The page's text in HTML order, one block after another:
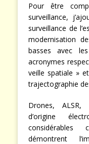
Pour être
surveillance,
surveillance de
modernisation
basses avec
acronymes
veille spatiale »
trajectographie
Drones, ALSR,
d’origine
démontrent